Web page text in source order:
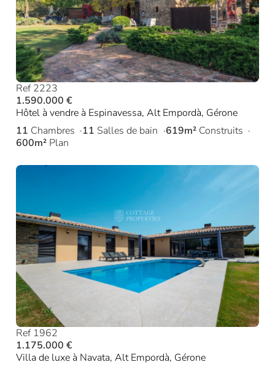
Ref 2223
1.590.000 €
Hôtel à vendre à Espinavessa, Alt Empordà, Gérone
11 Chambres 11 Salles de bain 619m² Construits
600m² Plan
Ref 1962
1.175.000 €
Villa de luxe à Navata, Alt Empordà, Gérone